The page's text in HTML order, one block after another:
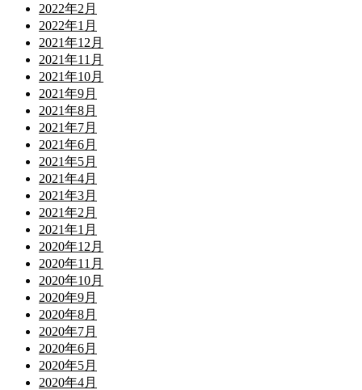
2022年2月
2022年1月
2021年12月
2021年11月
2021年10月
2021年9月
2021年8月
2021年7月
2021年6月
2021年5月
2021年4月
2021年3月
2021年2月
2021年1月
2020年12月
2020年11月
2020年10月
2020年9月
2020年8月
2020年7月
2020年6月
2020年5月
2020年4月